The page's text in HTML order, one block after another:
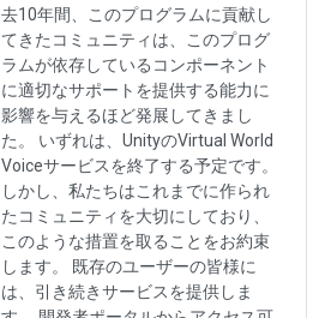
去10年間、このプログラムに貢献し
てきたコミュニティは、このプログ
ラムが依存しているコンポーネント
に適切なサポートを提供する能力に
影響を与えるほど発展してきまし
た。 いずれは、UnityのVirtual World
Voiceサービスを終了する予定です。
しかし、私たちはこれまでに作られ
たコミュニティを大切にしており、
このような措置を取ることをお約束
します。 既存のユーザーの皆様に
は、引き続きサービスを提供しま